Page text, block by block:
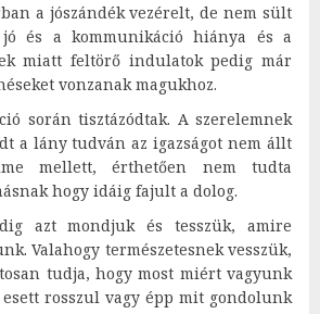
a jószándék vezérelt, de nem sült
és a kommunikáció hiánya és a
miatt feltörő indulatok pedig már
vonzanak magukhoz.
során tisztázódtak. A szerelemnek
a lány tudván az igazságot nem állt
mellett, érthetően nem tudta
hogy idáig fajult a dolog.
azt mondjuk és tesszük, amire
Valahogy természetesnek vesszük,
tudja, hogy most miért vagyunk
rosszul vagy épp mit gondolunk